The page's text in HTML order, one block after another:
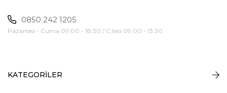
0850 242 1205
Pazartesi - Cuma 09:00 - 18:30 / C.tesi 09:00 - 13:30
KATEGORİLER